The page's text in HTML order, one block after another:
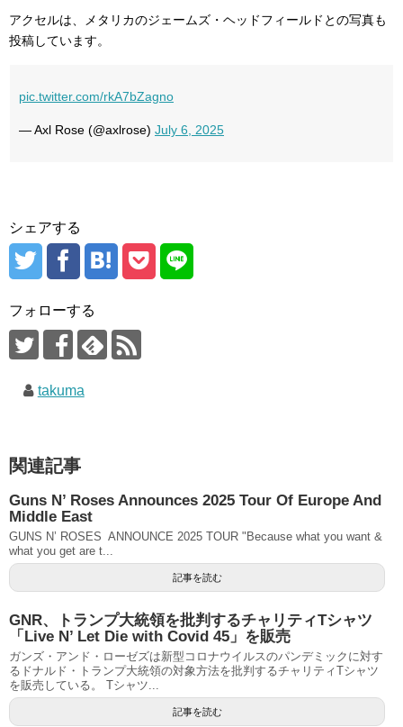
アクセルは、メタリカのジェームズ・ヘッドフィールドとの写真も
投稿しています。
pic.twitter.com/rkA7bZagno
— Axl Rose (@axlrose) July 6, 2025
シェアする
フォローする
takuma
関連記事
Guns N’ Roses Announces 2025 Tour Of Europe And
Middle East
GUNS N’ ROSES ANNOUNCE 2025 TOUR "Because what you want &
what you get are t...
記事を読む
GNR、トランプ大統領を批判するチャリティTシャツ
「Live N’ Let Die with Covid 45」を販売
ガンズ・アンド・ローゼズは新型コロナウイルスのパンデミックに対す
るドナルド・トランプ大統領の対象方法を批判するチャリティTシャツ
を販売している。 Tシャツ...
記事を読む